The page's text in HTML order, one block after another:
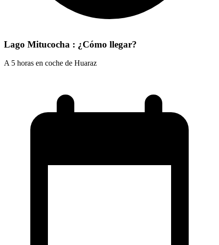
Lago Mitucocha : ¿Cómo llegar?
A 5 horas en coche de Huaraz